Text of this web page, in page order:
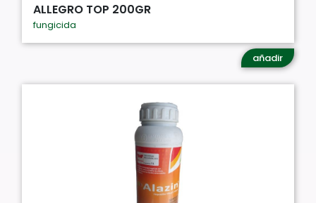
ALLEGRO TOP 200GR
fungicida
añadir